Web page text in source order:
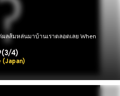
ลส้มหล่นมาบ้านเราตลอดเลย When
4)
(Japan)